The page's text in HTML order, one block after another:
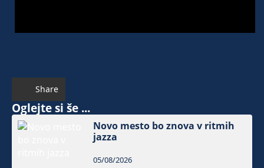
Share
Oglejte si še ...
Novo mesto bo znova v ritmih
jazza
05/08/2026